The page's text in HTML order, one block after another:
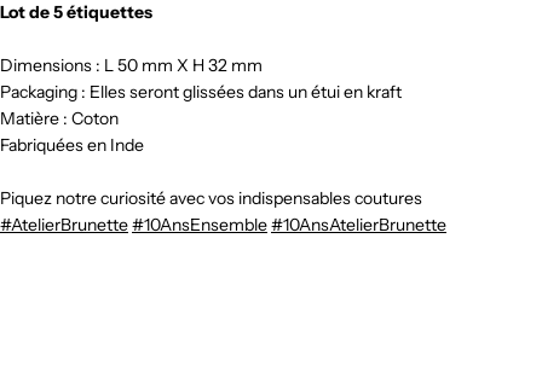
Lot de 5 étiquettes
Dimensions : L 50 mm X H 32 mm
Packaging : Elles seront glissées dans un étui en kraft
Matière : Coton
Fabriquées en Inde
Piquez notre curiosité avec vos indispensables coutures
#AtelierBrunette#10AnsEnsemble#10AnsAtelierBrunette